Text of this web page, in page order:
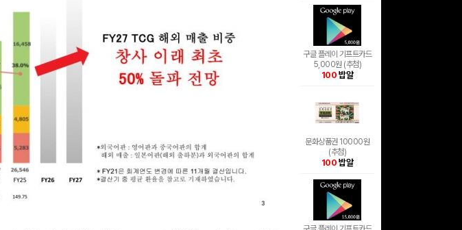
구글 플레이 기프트카드
(추첨)